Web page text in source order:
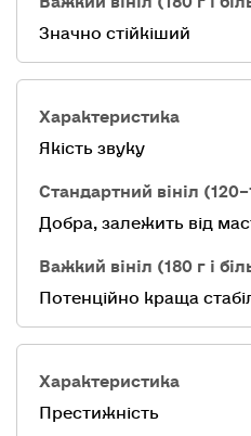
Значно стійкіший
Якість звуку
Добра, залежить від
Потенційно краща
Престижність